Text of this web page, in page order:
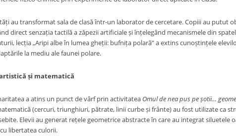
au transformat sala de clasă într-un laborator de cercetare. Copiii au putut
direct senzația tactilă a zăpezii artificiale și înțelegând mecanismele din
lecția „Aripi albe în lumea gheții: bufnița polară” a extins cunoștințele
la mediu ale faunei polare.
și matematică
a atins un punct de vârf prin activitatea Omul de nea pus pe șotii…
(cercuri, triunghiuri, pătrate, linii curbe și frânte) au fost utilizate ca
Elevii au generat rețele geometrice abstracte în care au integrat siluetele
libertatea culorii.